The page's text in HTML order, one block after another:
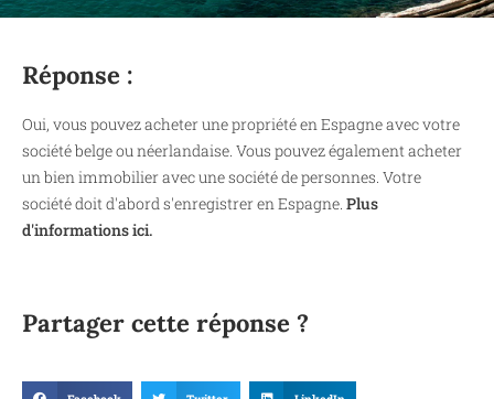
Réponse :
Oui, vous pouvez acheter une propriété en Espagne avec votre
société belge ou néerlandaise. Vous pouvez également acheter
un bien immobilier avec une société de personnes. Votre
société doit d'abord s'enregistrer en Espagne. Plus
d'informations ici.
Partager cette réponse ?